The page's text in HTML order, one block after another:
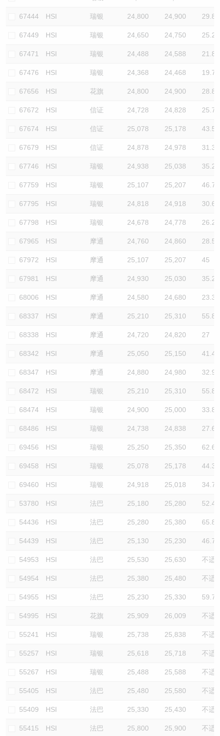
67444 HSI 瑞银 24,800 24,900 29.8
67449 HSI 瑞银 24,650 24,750 25.2
67471 HSI 瑞银 24,488 24,588 21.8
67476 HSI 瑞银 24,368 24,468 19.7
67656 HSI 花旗 24,800 24,900 28.8
67672 HSI 信证 24,728 24,828 25.7
67674 HSI 信证 25,078 25,178 43.5
67679 HSI 信证 24,878 24,978 31.3
67746 HSI 瑞银 24,938 25,038 35.2
67759 HSI 瑞银 25,107 25,207 46.7
67795 HSI 瑞银 24,818 24,918 30.6
67798 HSI 瑞银 24,678 24,778 26.2
67965 HSI 摩通 24,760 24,860 28.5
67972 HSI 摩通 25,107 25,207 45
67981 HSI 摩通 24,930 25,030 35.2
68006 HSI 摩通 24,580 24,680 23.3
68337 HSI 摩通 25,210 25,310 55.8
68338 HSI 摩通 24,720 24,820 27
68342 HSI 摩通 25,050 25,150 41.4
68347 HSI 摩通 24,880 24,980 32.9
68472 HSI 瑞银 25,210 25,310 55.8
68474 HSI 瑞银 24,900 25,000 33.8
68486 HSI 瑞银 24,738 24,838 27.6
69456 HSI 瑞银 25,250 25,350 62.6
69458 HSI 瑞银 25,078 25,178 44.3
69460 HSI 瑞银 24,918 25,018 34.7
53780 HSI 法巴 25,180 25,280 52.4
54436 HSI 法巴 25,280 25,380 65.8
54439 HSI 法巴 25,130 25,230 46.7
54953 HSI 法巴 25,530 25,630 不适
54954 HSI 法巴 25,380 25,480 不适
54955 HSI 法巴 25,230 25,330 59.7
54995 HSI 花旗 25,909 26,009 不适
55241 HSI 瑞银 25,738 25,838 不适
55257 HSI 瑞银 25,618 25,718 不适
55267 HSI 瑞银 25,488 25,588 不适
55405 HSI 法巴 25,480 25,580 不适
55409 HSI 法巴 25,330 25,430 不适
55415 HSI 法巴 25,800 25,900 不适